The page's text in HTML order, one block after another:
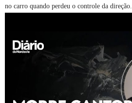
no carro quando perdeu o controle da direção.